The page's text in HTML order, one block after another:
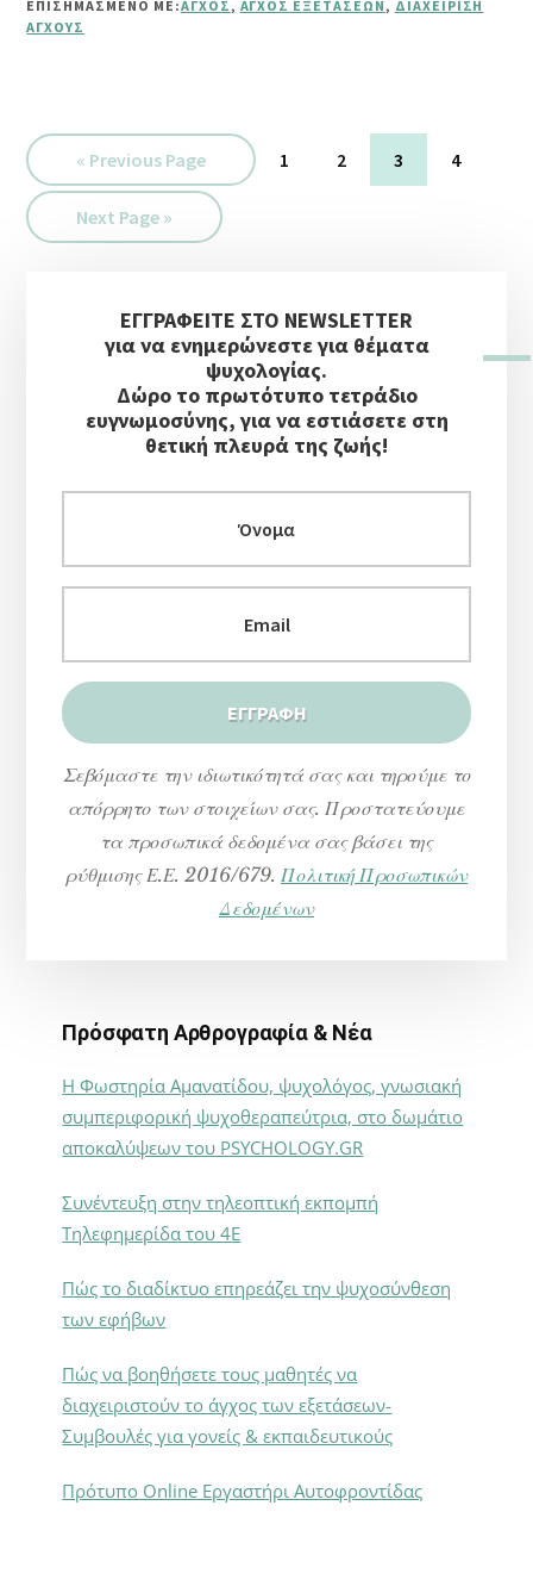
ΕΠΙΣΗΜΑΣΜΈΝΟ ΜΕ:ΆΓΧΟΣ , ΆΓΧΟΣ ΕΞΕΤΆΣΕΩΝ , ΔΙΑΧΕΊΡΙΣΗ
ΆΓΧΟΥΣ
« Go
to
Previous Page Σελίδα
1 Σελίδα
2 Σελίδα
3 Σελίδα
4
Go
to
Next Page »
ΠλευρικήΕΓΓΡΑΦΕΙΤΕ ΣΤΟ NEWSLETTER
για να ενημερώνεστε για θέματα
ψυχολογίας.
Δώρο το πρωτότυπο τετράδιο
ευγνωμοσύνης, για να εστιάσετε στη
θετική πλευρά της ζωής!
Σεβόμαστε την ιδιωτικότητά σας και τηρούμε το
απόρρητο των στοιχείων σας. Προστατεύουμε
τα προσωπικά δεδομένα σας βάσει της
ρύθμισης Ε.Ε. 2016/679. Πολιτική Προσωπικών
Δεδομένων
Πρόσφατη Αρθρογραφία & Νέα
Η Φωστηρία Αμανατίδου, ψυχολόγος, γνωσιακή
συμπεριφορική ψυχοθεραπεύτρια, στο δωμάτιο
αποκαλύψεων του PSYCHOLOGY.GR
Συνέντευξη στην τηλεοπτική εκπομπή
Τηλεφημερίδα του 4Ε
Πώς το διαδίκτυο επηρεάζει την ψυχοσύνθεση
των εφήβων
Πώς να βοηθήσετε τους μαθητές να
διαχειριστούν το άγχος των εξετάσεων-
Συμβουλές για γονείς & εκπαιδευτικούς
Πρότυπο Online Εργαστήρι Αυτοφροντίδας